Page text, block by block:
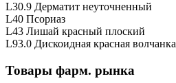
L30.9 Дерматит неуточненный
L40 Псориаз
L43 Лишай красный плоский
L93.0 Дискоидная красная волчанка
Товары фарм. рынка